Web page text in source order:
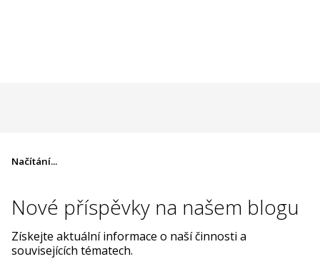
Načítání...
Nové příspěvky na našem blogu
Získejte aktuální informace o naší činnosti a
souvisejících tématech.